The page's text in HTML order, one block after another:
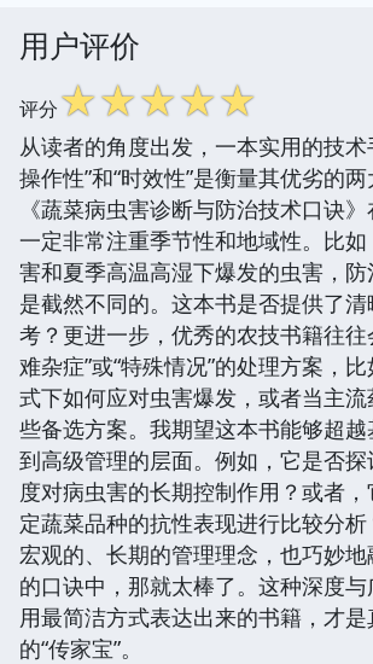
用户评价
评分☆☆☆☆☆
从读者的角度出发，一本实用的技术
操作性”和“时效性”是衡量其优劣的
《蔬菜病虫害诊断与防治技术口诀》
一定非常注重季节性和地域性。比
害和夏季高温高湿下爆发的虫害，
是截然不同的。这本书是否提供了清
考？更进一步，优秀的农技书籍往往
难杂症”或“特殊情况”的处理方案，
式下如何应对虫害爆发，或者当主
些备选方案。我期望这本书能够超越
到高级管理的层面。例如，它是否
度对病虫害的长期控制作用？或者
定蔬菜品种的抗性表现进行比较分
宏观的、长期的管理理念，也巧妙
的口诀中，那就太棒了。这种深度
用最简洁方式表达出来的书籍，才
的“传家宝”。